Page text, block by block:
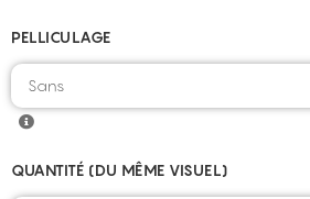
PELLICULAGE
QUANTITÉ (DU MÊME VISUEL)